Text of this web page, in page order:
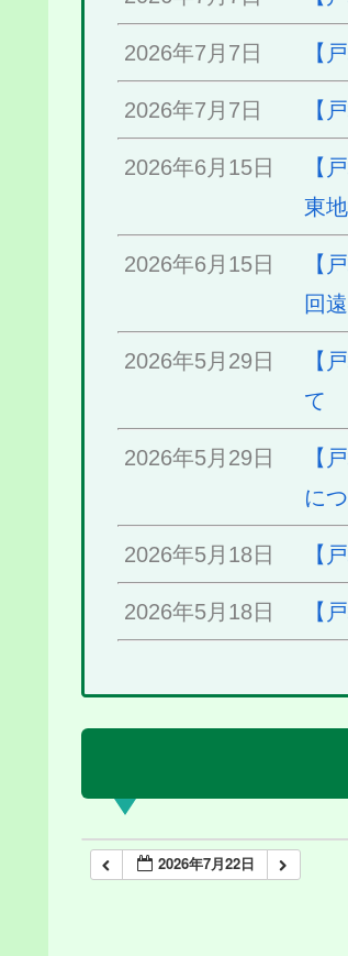
2026年7月7日 【
2026年7月7日 【
2026年6月15日
【
東
2026年6月15日
【
回
2026年5月29日
【
て
2026年5月29日
【
に
2026年5月18日 【
2026年5月18日 【
2026年7月22日